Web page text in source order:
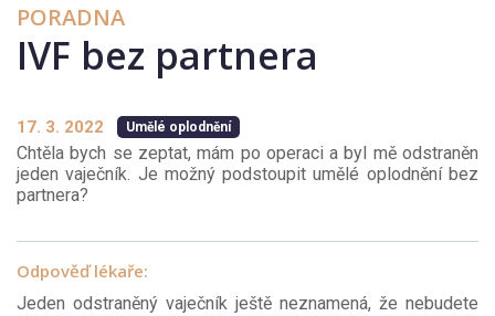
PORADNA
IVF bez partnera
17. 3. 2022 Umělé oplodnění
Chtěla bych se zeptat, mám po operaci a byl mě odstraněn
jeden vaječník. Je možný podstoupit umělé oplodnění bez
partnera?
Odpověď lékaře:
Jeden odstraněný vaječník ještě neznamená, že nebudete